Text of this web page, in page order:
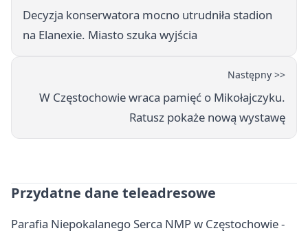
Decyzja konserwatora mocno utrudniła stadion
na Elanexie. Miasto szuka wyjścia
Następny >>
W Częstochowie wraca pamięć o Mikołajczyku.
Ratusz pokaże nową wystawę
Przydatne dane teleadresowe
Parafia Niepokalanego Serca NMP w Częstochowie -